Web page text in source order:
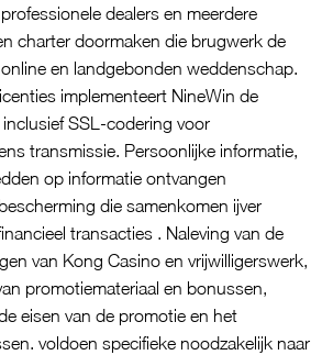
dealers en meerdere
charter doormaken die brugwerk de
en landgebonden weddenschap.
implementeert NineWin de
SSL-codering voor
transmissie. Persoonlijke informatie,
op informatie ontvangen
die samenkomen ijver
transacties . Naleving van de
van Kong Casino en vrijwilligerswerk,
promotiemateriaal en bonussen,
eisen van de promotie en het
voldoen specifieke noodzakelijk naar